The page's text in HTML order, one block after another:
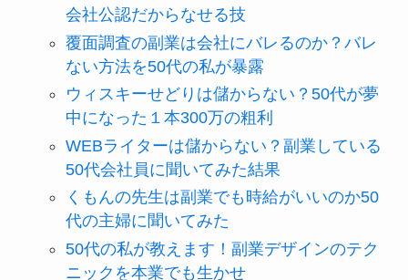
会社公認だからなせる技
覆面調査の副業は会社にバレるのか？バレ
ない方法を50代の私が暴露
ウィスキーせどりは儲からない？50代が夢
中になった１本300万の粗利
WEBライターは儲からない？副業している
50代会社員に聞いてみた結果
くもんの先生は副業でも時給がいいのか50
代の主婦に聞いてみた
50代の私が教えます！副業デザインのテク
ニックを本業でも生かせ